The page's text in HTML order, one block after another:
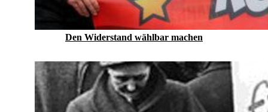
Den Widerstand wählbar machen